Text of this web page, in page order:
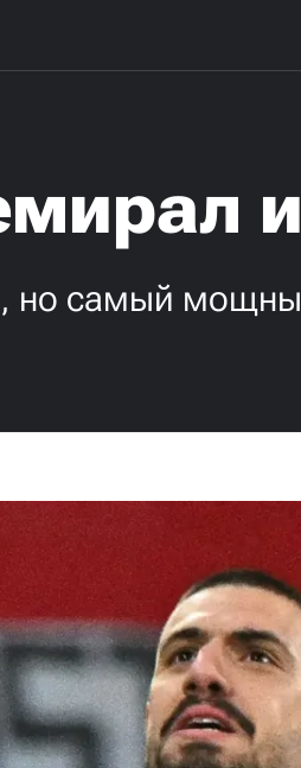
но самый